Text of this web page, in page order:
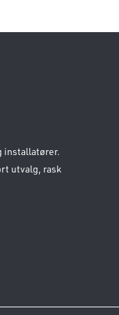
installatører.
utvalg, rask